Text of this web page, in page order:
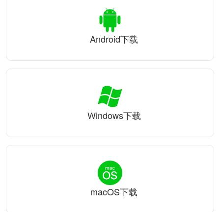
Android下载
Windows下载
macOS下载